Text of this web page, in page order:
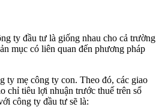
ty đầu tư là giống nhau cho cả trường
mục có liên quan đến phương pháp
mẹ công ty con. Theo đó, các giao
chỉ tiêu lợi nhuận trước thuế trên sổ
công ty đầu tư sẽ là: